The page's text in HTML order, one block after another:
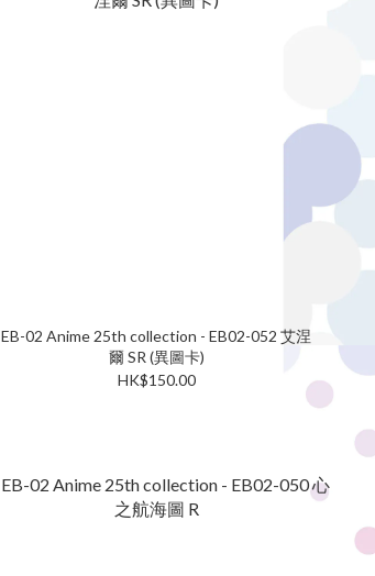
EB-02 Anime 25th collection - EB02-052 艾涅
爾 SR (異圖卡)
HK$150.00